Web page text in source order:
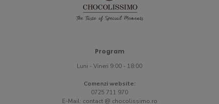
Program
Luni - Vineri 9:00 - 18:00
Comenzi website:
0725 711 970
E-Mail: contact @ chocolissimo.ro